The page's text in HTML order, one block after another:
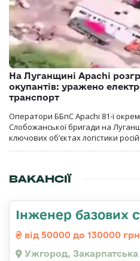
На Луганщині Apachi
окупантів: уражено
транспорт
Оператори ББпС Apachi 81-ї
Слобожанської бригади на
ключових об’єктах логістики
ВАКАНСІЇ
Інженер базових
від 50000 до 130000 грн
Ужгород, Закарпатська